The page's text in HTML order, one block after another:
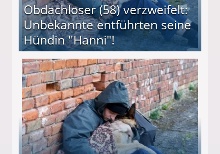
Obdachloser (58) verzweifelt:
Unbekannte entführten seine
Hündin "Hanni"!
entführten seine Hündin "Hanni"!